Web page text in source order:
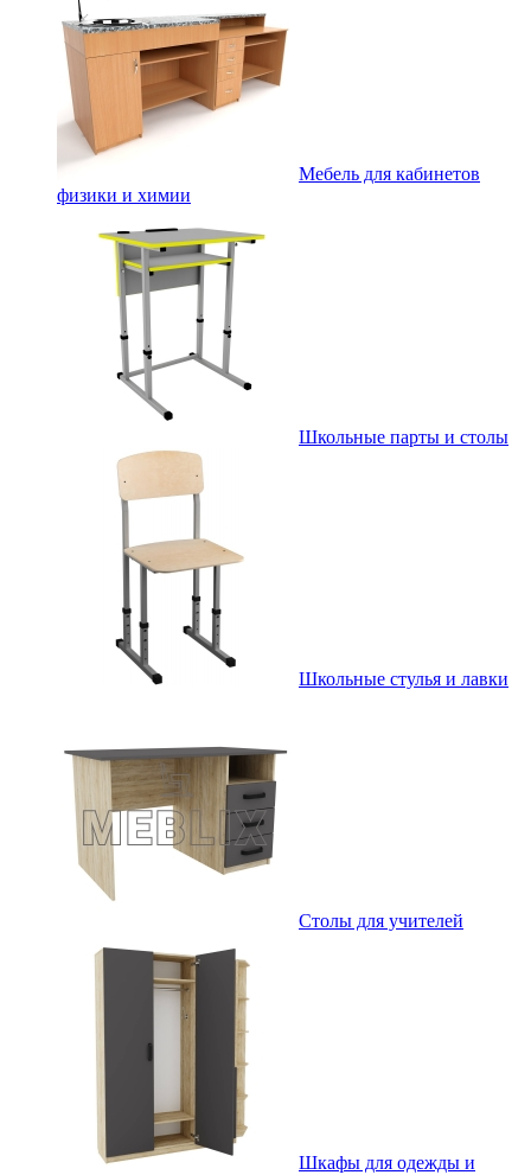
Мебель для кабинетов
физики и химии
Школьные парты и столы
Школьные стулья и лавки
Столы для учителей
Шкафы для одежды и